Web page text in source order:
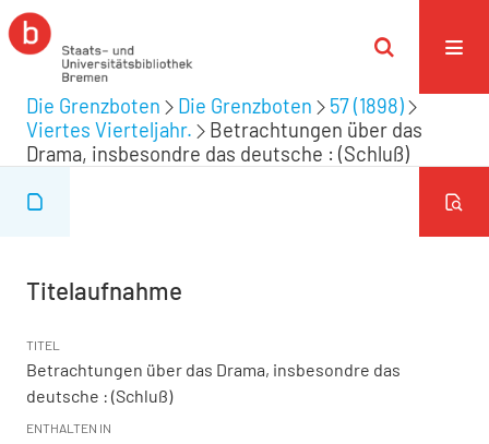
Die Grenzboten Die Grenzboten
57 (1898)
Viertes Vierteljahr.
Betrachtungen über das
Drama, insbesondre das deutsche : (Schluß)
Titelaufnahme
TITEL
Betrachtungen über das Drama, insbesondre das
deutsche : (Schluß)
ENTHALTEN IN